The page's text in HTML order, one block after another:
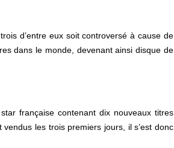
d’entre eux soit controversé à cause de
dans le monde, devenant ainsi disque de
française contenant dix nouveaux titres
les trois premiers jours, il s’est donc